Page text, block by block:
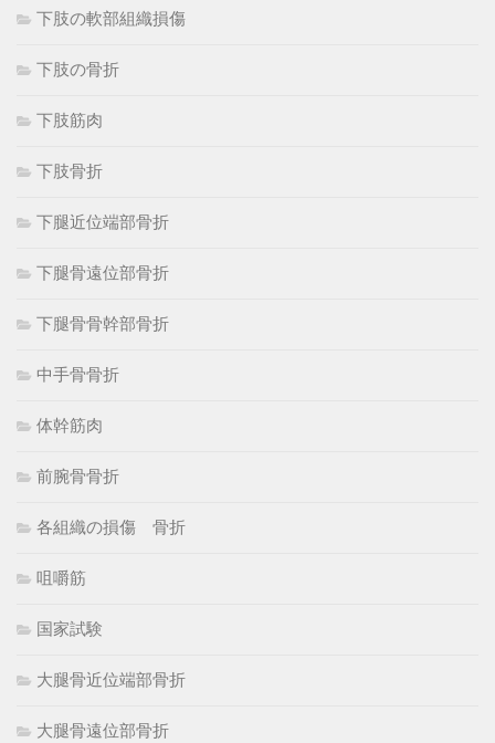
下肢の軟部組織損傷
下肢の骨折
下肢筋肉
下肢骨折
下腿近位端部骨折
下腿骨遠位部骨折
下腿骨骨幹部骨折
中手骨骨折
体幹筋肉
前腕骨骨折
各組織の損傷 骨折
咀嚼筋
国家試験
大腿骨近位端部骨折
大腿骨遠位部骨折